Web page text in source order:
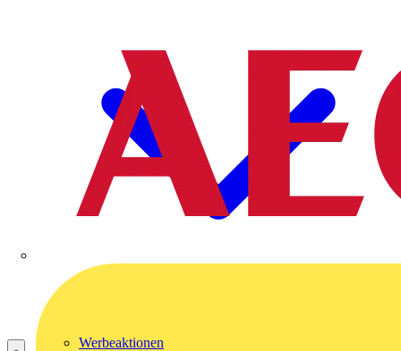
Werbeaktionen